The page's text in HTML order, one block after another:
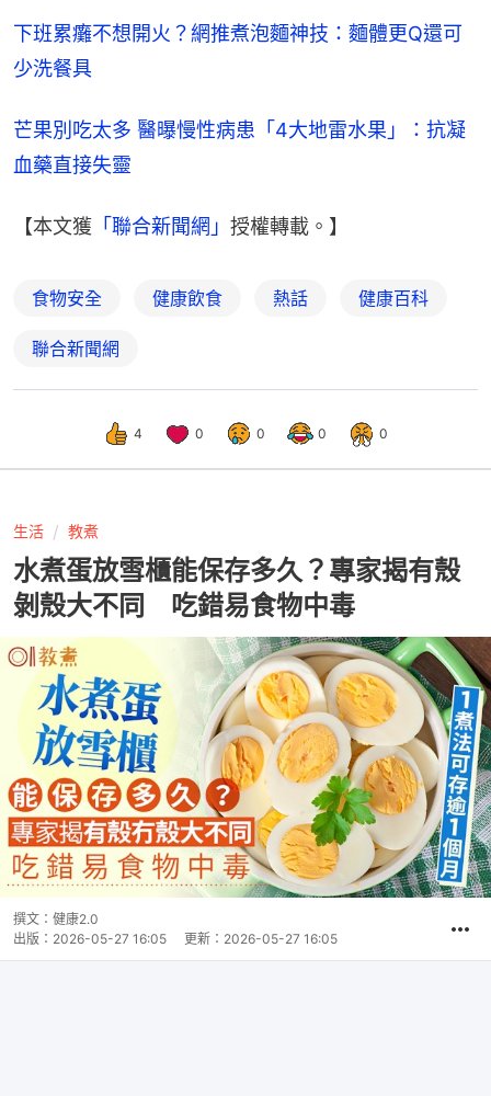
下班累癱不想開火？網推煮泡麵神技：麵體更Q還可
少洗餐具
芒果別吃太多 醫曝慢性病患「4大地雷水果」：抗凝
血藥直接失靈
【本文獲 「聯合新聞網」 授權轉載。】
食物安全 健康飲食 熱話 健康百科
聯合新聞網
4 0 0 0 0
生活 教煮
水煮蛋放雪櫃能保存多久？專家揭有殼
剝殼大不同 吃錯易食物中毒
撰文： 健康2.0
出版： 2026-05-27 16:05 更新： 2026-05-27 16:05